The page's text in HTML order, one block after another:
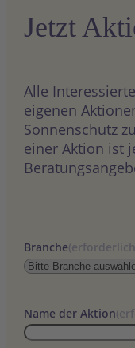
Jetzt
Alle
eigenen
Sonnenschutz
einer Aktion ist
Branche
Name der Aktion